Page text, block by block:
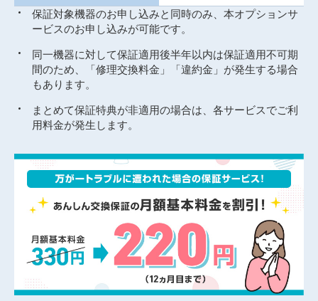
保証対象機器のお申し込みと同時のみ、本オプションサ
ービスのお申し込みが可能です。
同一機器に対して保証適用後半年以内は保証適用不可期
間のため、「修理交換料金」「違約金」が発生する場合
もあります。
まとめて保証特典が非適用の場合は、各サービスでご利
用料金が発生します。